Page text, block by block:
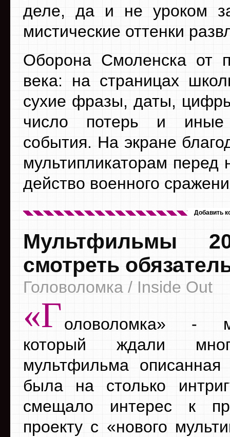
деле, да и не уроком
мистические оттенки
Оборона Смоленска от
века: на страницах
сухие фразы, даты,
число потерь и иные
события. На экране
мультипликаторам перед
действо военного
Добавить
Мультфильмы
смотреть
Головоломка / Inside Out
«Головоломка» -
который ждали
мультфильма
была на столько
смещало интерес к
проекту с «нового